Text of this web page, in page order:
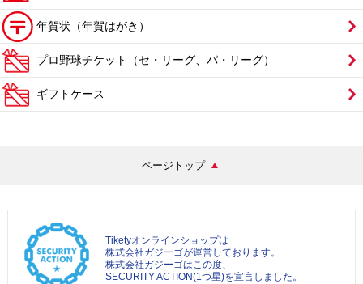
年賀状（年賀はがき）
プロ野球チケット（セ・リーグ、パ・リーグ）
ギフトケース
ページトップ
Tiketyオンラインショップは
株式会社ガジーゴが運営しております。
株式会社ガジーゴはこの度、
SECURITY ACTION(1つ星)を宣言しました。